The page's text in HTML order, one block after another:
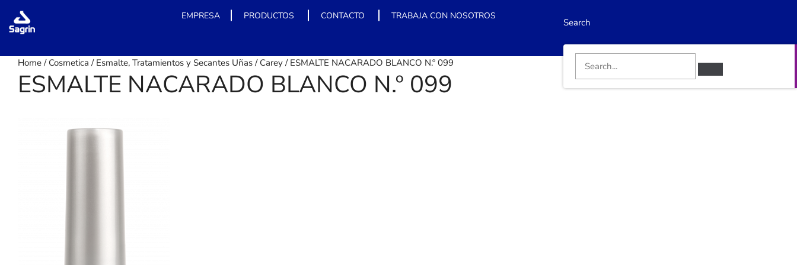
EMPRESA PRODUCTOS CONTACTO TRABAJA CON NOSOTROS
Search
content
Home/ Cosmetica / Esmalte, Tratamientos y Secantes Uñas/ Carey/ ESMALTE NACARADO BLANCO N.º 099
ESMALTE NACARADO BLANCO N.º 099